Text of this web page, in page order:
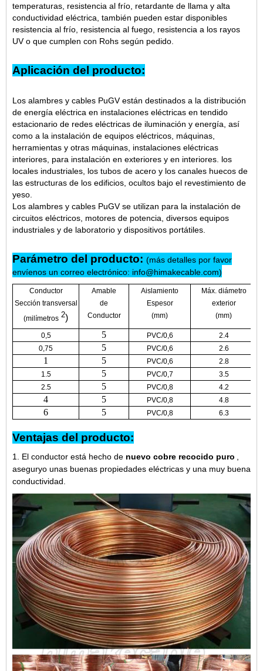
temperaturas, resistencia al frío, retardante de llama y alta
conductividad eléctrica, también pueden estar disponibles
resistencia al frío, resistencia al fuego, resistencia a los rayos
UV o que cumplen con Rohs según pedido.
Aplicación del producto:
Los alambres y cables PuGV están destinados a la distribución
de energía eléctrica en instalaciones eléctricas en tendido
estacionario de redes eléctricas de iluminación y energía, así
como a la instalación de equipos eléctricos, máquinas,
herramientas y otras máquinas, instalaciones eléctricas
interiores, para instalación en exteriores y en interiores. los
locales industriales, los tubos de acero y los canales huecos de
las estructuras de los edificios, ocultos bajo el revestimiento de
yeso.
Los alambres y cables PuGV se utilizan para la instalación de
circuitos eléctricos, motores de potencia, diversos equipos
industriales y de laboratorio y dispositivos portátiles.
Parámetro del producto: (más detalles por favor
envíenos un correo electrónico: info@himakecable.com)
Conductor
Sección transversal
(milímetros 2)
Amable
de
Conductor
Aislamiento
Espesor
(mm)
Máx. diámetro
exterior
(mm)
0,5 5 PVC/0,6
2.4
0,75
5 PVC/0,6 2.6
1 5 PVC/0,6
2.8
1.5
5 PVC/0,7
3.5
2.5
5 PVC/0,8 4.2
4 5 PVC/0,8 4.8
6 5 PVC/0,8 6.3
Ventajas del producto:
1. El conductor está hecho de nuevo cobre recocido puro
aseguryo unas buenas propiedades eléctricas y una muy buena
conductividad.